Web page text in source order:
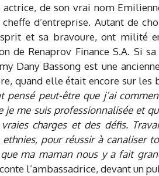
de son vrai nom
d’entreprise. Autant de
et sa bravoure, ont milité
de Renaprov Finance S.A. Si
Dany Bassong est une
quand elle était encore sur les
pensé peut-être que j’ai
je me suis professionnalisée et
charges et des défis.
pour réussir à canaliser
ma maman nous y a fait
l’ambassadrice, devant un